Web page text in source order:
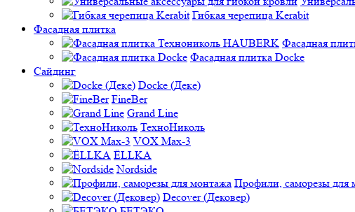
Гибкая черепица Kerabit
Фасадная плитка
Фасадная
Фасадная плитка Docke
Сайдинг
Docke (Деке)
FineBer
Grand Line
ТехноНиколь
VOX Max-3
ЁLLKA
Nordside
Профили, саморезы для
Decover (Дековер)